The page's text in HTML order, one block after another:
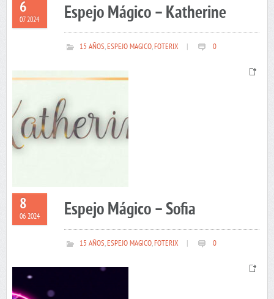
6
07 2024 Espejo Mágico – Katherine
15 AÑOS,ESPEJO MAGICO,FOTERIX 0
8
06 2024 Espejo Mágico – Sofia
15 AÑOS,ESPEJO MAGICO,FOTERIX 0